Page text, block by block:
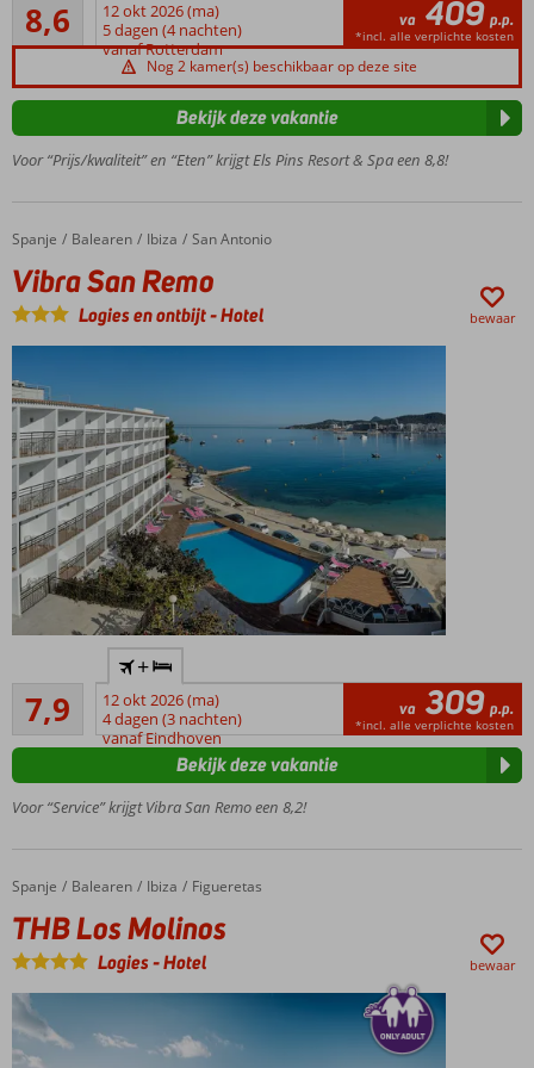
Direct
aan
strand!
activiteiten
Prachtige
Plus ook
mogelijk
8,6
Aanrader
8
beoordelingen
12 okt 2026 (ma)
5 dagen (4 nachten)
vanaf Rotterdam
va 409 p.p.
*incl. alle verplichte kosten
Nog 2 kamer(s) beschikbaar op deze site
Voor “Prijs/kwaliteit” en “Eten” krijgt Els Pins Resort & Spa een 8,8!
Bekijk deze vakantie
Home
Spanje Balearen Ibiza San Antonio
Vibra San Remo
Vibra San Remo
Logies en ontbijt-Hotel bewaar
over de
baai
van San
Direct
aan het
strand,
je
slippers
niet
Overdag
relaxen bij
zwembad,
7,9
Goed
49
beoordelingen
+
12 okt 2026 (ma)
4 dagen (3 nachten)
vanaf Eindhoven
va 309 p.p.
*incl. alle verplichte kosten
Voor “Service” krijgt Vibra San Remo een 8,2!
Bekijk deze vakantie
Home
Spanje Balearen Ibiza Figueretas
THB Los Molinos
THB Los Molinos
Logies-Hotel bewaar